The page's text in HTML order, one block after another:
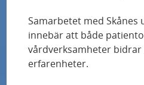
Miljonanslag till
universitetssjukhus –
Fler och säkrare
Samarbetet med Skånes
innebär att både
vårdverksamheter bidrar
erfarenheter.